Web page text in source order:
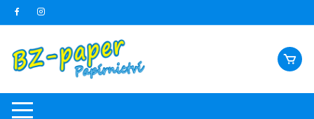
Skip
to